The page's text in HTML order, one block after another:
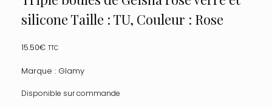
silicone Taille : TU, Couleur : Rose
15.50€ TTC
Marque : Glamy
Disponible sur commande